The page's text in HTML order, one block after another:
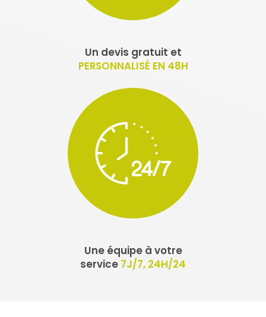
Un devis gratuit et
PERSONNALISÉ EN 48H
Une équipe à votre
service 7J/7, 24H/24